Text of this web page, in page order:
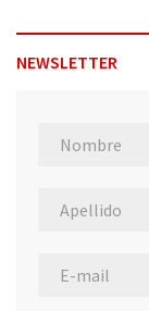
NEWSLETTER